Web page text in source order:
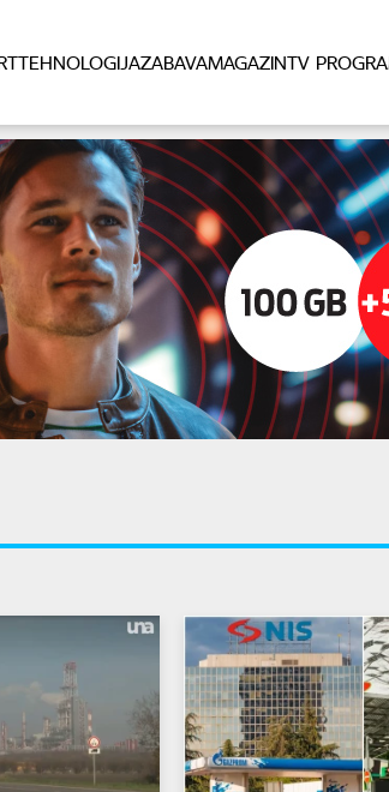
TEHNOLOGIJAZABAVAMAGAZINTV